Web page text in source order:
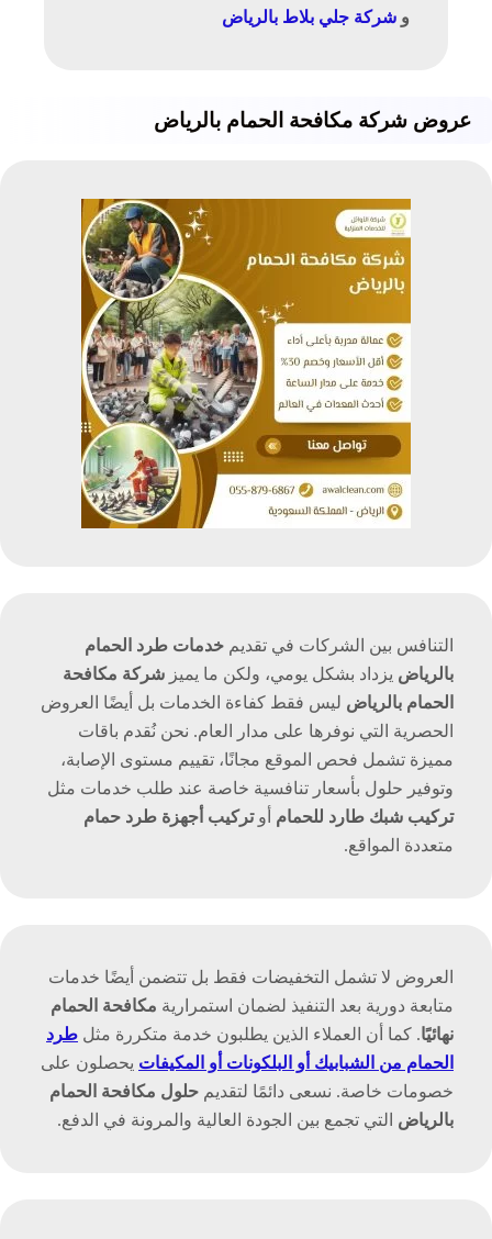
و شركة جلي بلاط بالرياض‏‏
عروض شركة مكافحة الحمام بالرياض
التنافس بين الشركات في تقديم خدمات طرد الحمام
بالرياض يزداد بشكل يومي، ولكن ما يميز شركة مكافحة
الحمام بالرياض ليس فقط كفاءة الخدمات بل أيضًا العروض
الحصرية التي نوفرها على مدار العام. نحن نُقدم باقات
مميزة تشمل فحص الموقع مجانًا، تقييم مستوى الإصابة،
وتوفير حلول بأسعار تنافسية خاصة عند طلب خدمات مثل
تركيب شبك طارد للحمام أوتركيب أجهزة طرد حمام
متعددة المواقع.
العروض لا تشمل التخفيضات فقط بل تتضمن أيضًا خدمات
متابعة دورية بعد التنفيذ لضمان استمرارية مكافحة الحمام
نهائيًا. كما أن العملاء الذين يطلبون خدمة متكررة مثل طرد
الحمام من الشبابيك أو البلكونات أو المكيفات يحصلون على
خصومات خاصة. نسعى دائمًا لتقديم حلول مكافحة الحمام
بالرياض التي تجمع بين الجودة العالية والمرونة في الدفع.